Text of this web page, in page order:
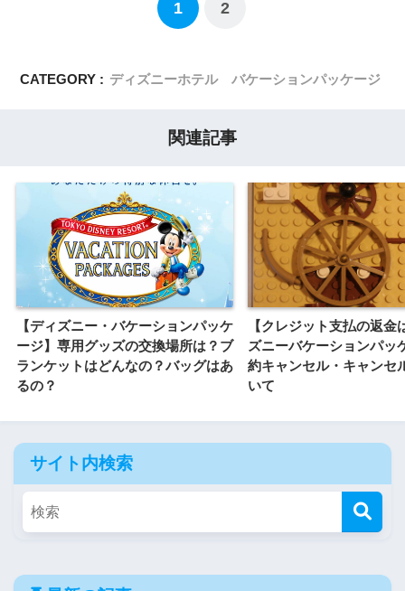
1 2
CATEGORY : ディズニーホテル バケーションパッケージ
関連記事
【ディズニー・バケーションパッケ
ージ】専用グッズの交換場所は？ブ
ランケットはどんなの？バッグはあ
るの？
【クレジット支払の返金
ズニーバケーションパッ
約キャンセル・キャンセ
いて
サイト内検索